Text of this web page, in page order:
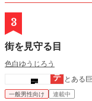
3
街を見守る目
色白ゆうじろう
とある
一般男性向け 連載中